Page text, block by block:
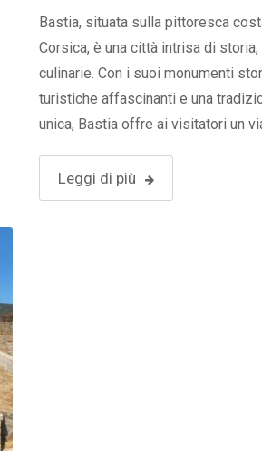
Bastia, situata sulla pittoresca
Corsica, è una città intrisa di
culinarie. Con i suoi monumenti
turistiche affascinanti e una
unica, Bastia offre ai visitatori un
bella città della Corsica.
Leggi di più